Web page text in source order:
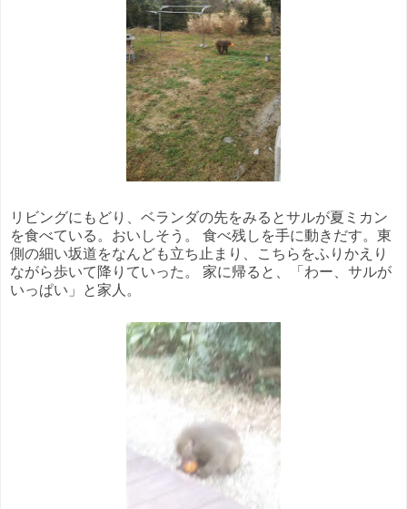
リビングにもどり、ベランダの先をみるとサルが夏ミカン
を食べている。おいしそう。 食べ残しを手に動きだす。東
側の細い坂道をなんども立ち止まり、こちらをふりかえり
ながら歩いて降りていった。 家に帰ると、「わー、サルが
いっぱい」と家人。